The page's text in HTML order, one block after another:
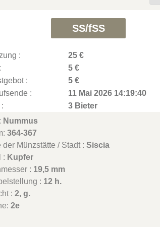
SS/fSS
:
25 €
5 €
:
5 €
:
11 Mai 2026 14:19:40
3 Bieter
Nummus
364-367
der Münzstätte / Stadt :Siscia
: Kupfer
: 19,5 mm
: 12 h.
:2, g.
2e